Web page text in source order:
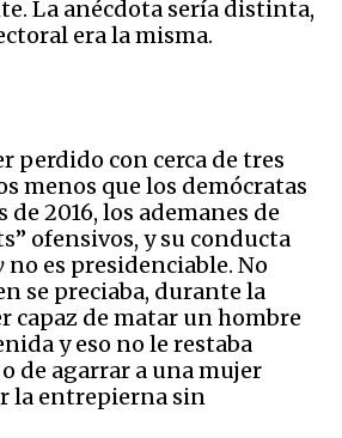
La anécdota sería distinta,
era la misma.
perdido con cerca de tres
menos que los demócratas
de 2016, los ademanes de
ofensivos, y su conducta
no es presidenciable. No
se preciaba, durante la
capaz de matar un hombre
y eso no le restaba
de agarrar a una mujer
la entrepierna sin